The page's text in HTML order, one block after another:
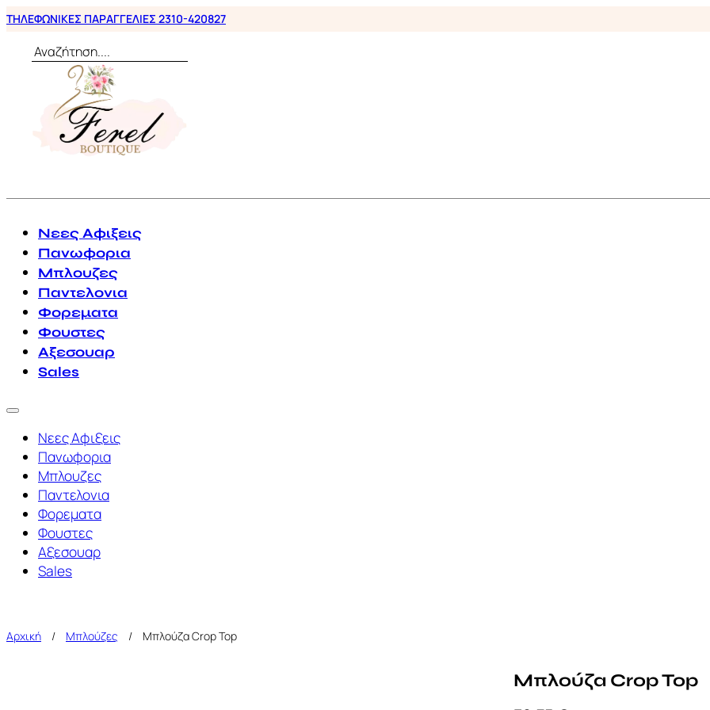
ΤΗΛΕΦΩΝΙΚΕΣ ΠΑΡΑΓΓΕΛΙΕΣ 2310-420827
Αναζήτηση
Νεες Αφιξεις
Πανωφορια
Μπλουζες
Παντελονια
Φορεματα
Φουστες
Αξεσουαρ
Sales
Νεες Αφιξεις
Πανωφορια
Μπλουζες
Παντελονια
Φορεματα
Φουστες
Αξεσουαρ
Sales
Αρχική / Μπλούζες / Μπλούζα Crop Top
Μπλούζα Crop Top